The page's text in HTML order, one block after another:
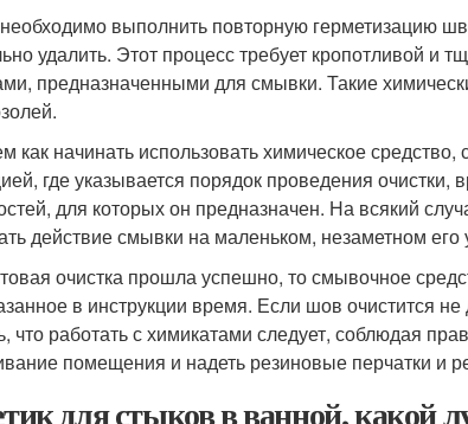
выполнить повторную герметизацию
удалить. Этот процесс требует кропотливой и
предназначенными для смывки. Такие
как начинать использовать химическое
где указывается порядок проведения
для которых он предназначен. На всякий
действие смывки на маленьком, незаметном его
очистка прошла успешно, то смывочное
в инструкции время. Если шов очистится
что работать с химикатами следует, соблюдая
помещения и надеть резиновые перчатки и
для стыков в ванной, какой